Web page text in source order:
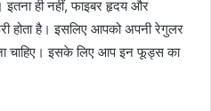
ही नहीं, फाइबर हृदय और
होता है। इसलिए आपको अपनी रेगुलर
चाहिए। इसके लिए आप इन फूड्स का